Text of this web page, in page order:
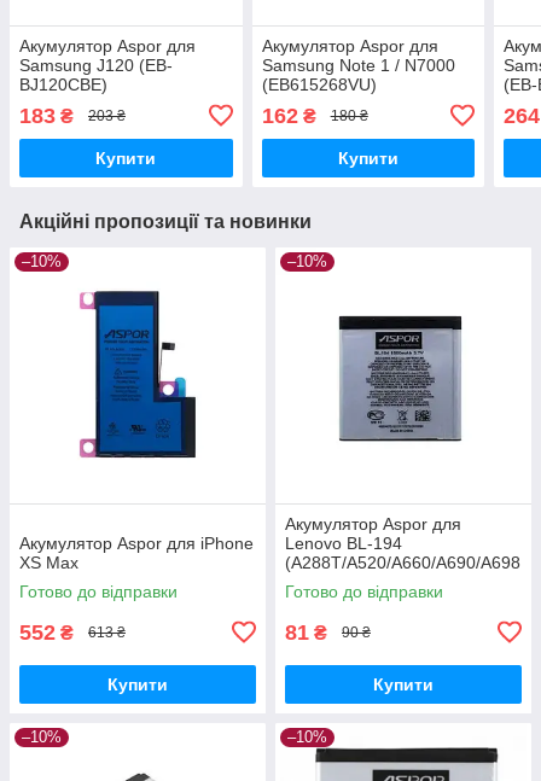
Акумулятор Aspor для
Samsung J120 (EB-
BJ120CBE)
183 ₴ 203 ₴
Купити
Акумулятор Aspor для
Samsung Note 1 / N7000
(EB615268VU)
162₴ 180 ₴
Купити
264
Акційні пропозиції та новинки
–10%
Акумулятор Aspor для iPhone
XS Max
Готово до відправки
552 ₴ 613 ₴
Купити
–10%
Акумулятор Aspor для
Lenovo BL-194
(A288T/A520/A660/A690/A698
t/S760/S850e)
Готово до відправки
81 ₴ 90 ₴
Купити
–10% –10%